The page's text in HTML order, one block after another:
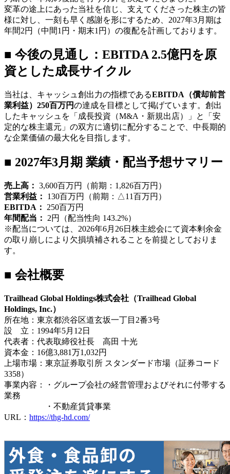
変革の途上にあった当社を信じ、支えてくださった株主の皆
様に対し、一刻も早く感謝を形にするため、2027年3月期は
年間2円（中間1円・期末1円）の復配を計画しております。
■ 今後の見通し：EBITDA 2.5億円を原
資とした成長サイクル
当社は、キャッシュ創出力の指標であるEBITDA（償却前営
業利益）250百万円の達成を目標として掲げています。創出
したキャッシュを「成長投資（M&A・新規出店）」と「安
定的な株主還元」の双方に適切に配分することで、中長期的
な企業価値の最大化を目指します。
■ 2027年3月期 業績・配当予想サマリー
売上高： 3,600百万円（前期：1,826百万円）
営業利益：
130百万円（前期：△11百万円）
EBITDA：
250百万円
年間配当：
2円（配当性向 143.2%）
※配当については、2026年6月26日株主総会にて資本剰余金
の取り崩しにより欠損填補されることを前提としておりま
す。
■ 会社概要
Trailhead Global Holdings株式会社（Trailhead Global
Holdings, Inc.）
所在地：東京都渋谷区道玄坂一丁目2番3号
設 立：1994年5月12日
代表者：代表取締役社長 高田 十光
資本金：16億3,881万1,032円
上場市場：東京証券取引所 スタンダード市場（証券コード
3358）
事業内容：・グループ会社の経営管理およびそれに付帯する
業務
・不動産賃貸事業
URL： https://thg-hd.com/